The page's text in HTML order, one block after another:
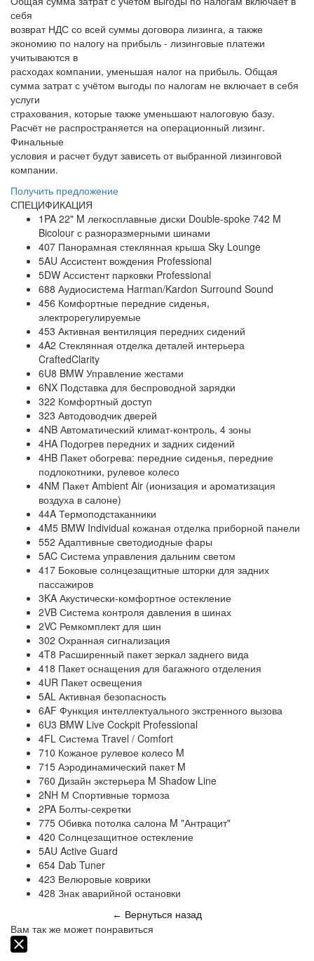
себя
возврат НДС со всей суммы договора лизинга, а также
экономию по налогу на прибыль - лизинговые платежи
учитываются в
расходах компании, уменьшая налог на прибыль. Общая
сумма затрат с учётом выгоды по налогам не включает в себя
услуги
страхования, которые также уменьшают налоговую базу.
Расчёт не распространяется на операционный лизинг.
Финальные
условия и расчет будут зависеть от выбранной лизинговой
компании.
Получить предложение
СПЕЦИФИКАЦИЯ
1PA 22" M легкосплавные диски Double-spoke 742 M
Bicolour с разноразмерными шинами
407 Панорамная стеклянная крыша Sky Lounge
5AU Ассистент вождения Professional
5DW Ассистент парковки Professional
688 Аудиосистема Harman/Kardon Surround Sound
456 Комфортные передние сиденья,
электрорегулируемые
453 Активная вентиляция передних сидений
4A2 Стеклянная отделка деталей интерьера
CraftedClarity
6U8 BMW Управление жестами
6NX Подставка для беспроводной зарядки
322 Комфортный доступ
323 Автодоводчик дверей
4NB Автоматический климат-контроль, 4 зоны
4HA Подогрев передних и задних сидений
4HB Пакет обогрева: передние сиденья, передние
подлокотники, рулевое колесо
4NM Пакет Ambient Air (ионизация и ароматизация
воздуха в салоне)
44A Термоподстаканники
4M5 BMW Individual кожаная отделка приборной панели
552 Адаптивные светодиодные фары
5AC Система управления дальним светом
417 Боковые солнцезащитные шторки для задних
пассажиров
3KA Акустически-комфортное остекление
2VB Система контроля давления в шинах
2VC Ремкомплект для шин
302 Охранная сигнализация
4T8 Расширенный пакет зеркал заднего вида
418 Пакет оснащения для багажного отделения
4UR Пакет освещения
5AL Активная безопасность
6AF Функция интеллектуального экстренного вызова
6U3 BMW Live Cockpit Professional
4FL Система Travel / Comfort
710 Кожаное рулевое колесо M
715 Аэродинамический пакет M
760 Дизайн экстерьера M Shadow Line
2NH М Спортивные тормоза
2PA Болты-секретки
775 Обивка потолка салона M "Антрацит"
420 Солнцезащитное остекление
5AU Active Guard
654 Dab Tuner
423 Велюровые коврики
428 Знак аварийной остановки
← Вернуться назад
Вам так же может понравиться